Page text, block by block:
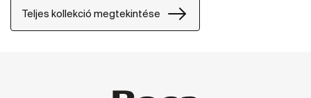
Teljes kollekció megtekintése